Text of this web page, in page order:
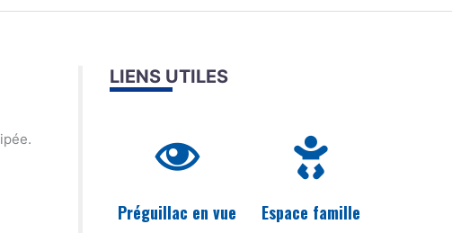
LIENS UTILES
Préguillac en vue Espace famille